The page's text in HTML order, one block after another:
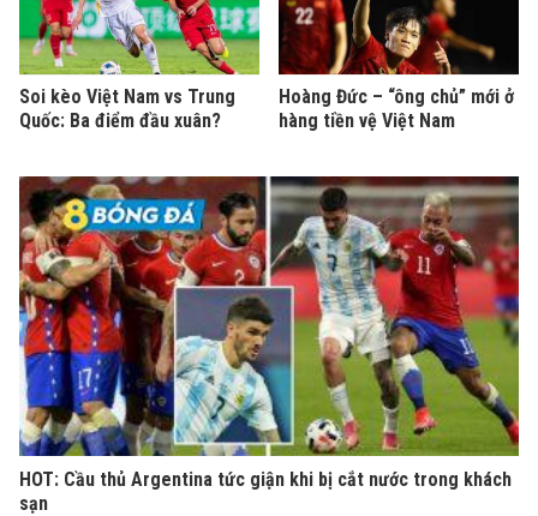
Soi kèo Việt Nam vs Trung
Quốc: Ba điểm đầu xuân?
Hoàng Đức – “ông chủ” mới ở
hàng tiền vệ Việt Nam
HOT: Cầu thủ Argentina tức giận khi bị cắt nước trong khách
sạn